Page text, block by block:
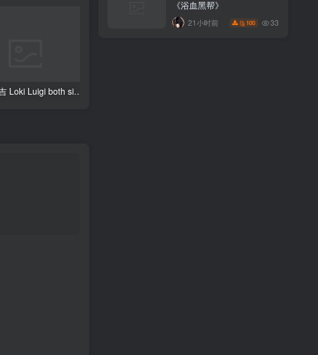
洛基路易吉 Loki Luigi both sizes
《浴血黑帮》
21小时前 100 33